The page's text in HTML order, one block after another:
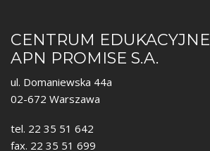
CENTRUM EDUKACYJNE
APN PROMISE S.A.
ul. Domaniewska 44a
02-672 Warszawa
tel. 22 35 51 642
fax. 22 35 51 699